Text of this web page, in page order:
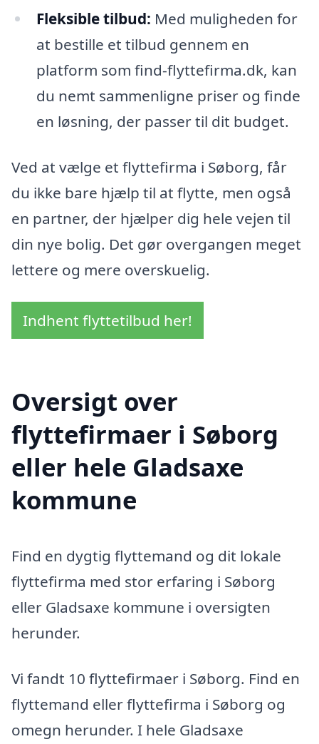
Fleksible tilbud: Med muligheden for
at bestille et tilbud gennem en
platform som find-flyttefirma.dk, kan
du nemt sammenligne priser og finde
en løsning, der passer til dit budget.
Ved at vælge et flyttefirma i Søborg, får
du ikke bare hjælp til at flytte, men også
en partner, der hjælper dig hele vejen til
din nye bolig. Det gør overgangen meget
lettere og mere overskuelig.
Indhent flyttetilbud her!
Oversigt over
flyttefirmaer i Søborg
eller hele Gladsaxe
kommune
Find en dygtig flyttemand og dit lokale
flyttefirma med stor erfaring i Søborg
eller Gladsaxe kommune i oversigten
herunder.
Vi fandt 10 flyttefirmaer i Søborg. Find en
flyttemand eller flyttefirma i Søborg og
omegn herunder. I hele Gladsaxe